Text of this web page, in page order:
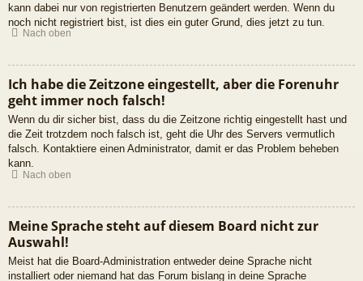
kann dabei nur von registrierten Benutzern geändert werden. Wenn du
noch nicht registriert bist, ist dies ein guter Grund, dies jetzt zu tun.
Nach oben
Ich habe die Zeitzone eingestellt, aber die Forenuhr
geht immer noch falsch!
Wenn du dir sicher bist, dass du die Zeitzone richtig eingestellt hast und
die Zeit trotzdem noch falsch ist, geht die Uhr des Servers vermutlich
falsch. Kontaktiere einen Administrator, damit er das Problem beheben
kann.
Nach oben
Meine Sprache steht auf diesem Board nicht zur
Auswahl!
Meist hat die Board-Administration entweder deine Sprache nicht
installiert oder niemand hat das Forum bislang in deine Sprache